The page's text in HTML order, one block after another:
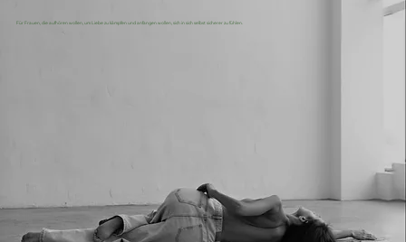
Für Frauen, die aufhören wollen, um Liebe zu kämpfen und anfangen wollen, sich in sich selbst sicherer zu fühlen.